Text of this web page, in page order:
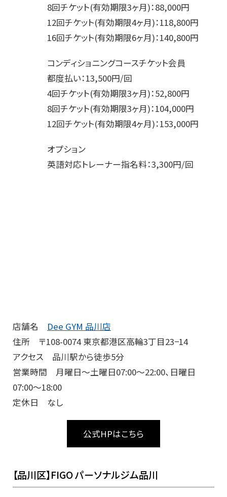
8回チケット(有効期限3ヶ月)：88,000円
12回チケット(有効期限4ヶ月)：118,800円
16回チケット(有効期限6ヶ月)：140,800円
コンディショニングコースチケット会員
都度払い：13,500円/回
4回チケット(有効期限3ヶ月)：52,800円
8回チケット(有効期限3ヶ月)：104,000円
12回チケット(有効期限4ヶ月)：153,000円
オプション
英語対応トレーナー指名料：3,300円/回
店舗名 Dee GYM 品川店
住所 〒108-0074 東京都港区高輪3丁目23−14
アクセス 品川駅から徒歩5分
営業時間 月曜日～土曜日07:00～22:00、日曜日
07:00～18:00
定休日 なし
公式HPはこちら
【品川区】FIGO パーソナルジム品川